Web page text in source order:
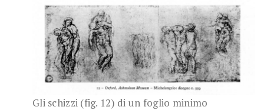
Gli schizzi (fig. 12) di un foglio minimo